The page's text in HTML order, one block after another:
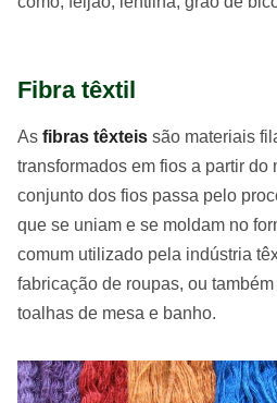
Fibra têxtil
As fibras têxteis são materiais
transformados em fios a partir do
conjunto dos fios passa pelo
que se uniam e se moldam no
comum utilizado pela indústria
fabricação de roupas, ou
toalhas de mesa e banho.